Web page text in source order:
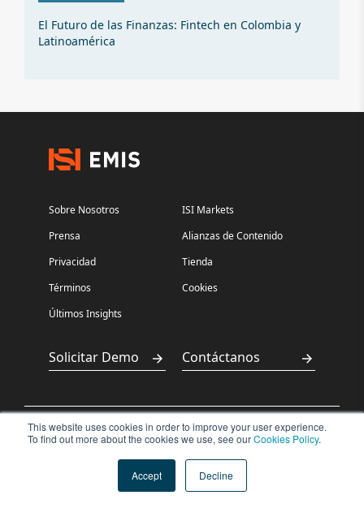
This website uses cookies in order to improve your user experience.
To find out more about the cookies we use, see ourCookies Policy.
Accept Decline
El Futuro de las Finanzas: Fintech en Colombia y
Latinoamérica
Sobre Nosotros
ISI Markets
Prensa
Alianzas de Contenido
Privacidad
Tienda
Términos
Cookies
Últimos Insights
Solicitar Demo Contáctanos
沪ICP备
15029198
沪公网安备
31011502400500